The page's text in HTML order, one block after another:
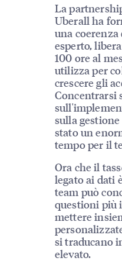
La
Uberall ha
una
esperto,
100 ore al
utilizza per
crescere gli
Concentrarsi
sulla
stato un
tempo per il
Ora che il
legato ai dati
team può
questioni più
mettere
si traducano
elevato.